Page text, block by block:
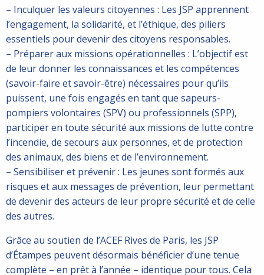
– Inculquer les valeurs citoyennes : Les JSP apprennent
l’engagement, la solidarité, et l’éthique, des piliers
essentiels pour devenir des citoyens responsables.
– Préparer aux missions opérationnelles : L’objectif est
de leur donner les connaissances et les compétences
(savoir-faire et savoir-être) nécessaires pour qu’ils
puissent, une fois engagés en tant que sapeurs-
pompiers volontaires (SPV) ou professionnels (SPP),
participer en toute sécurité aux missions de lutte contre
l’incendie, de secours aux personnes, et de protection
des animaux, des biens et de l’environnement.
– Sensibiliser et prévenir : Les jeunes sont formés aux
risques et aux messages de prévention, leur permettant
de devenir des acteurs de leur propre sécurité et de celle
des autres.
Grâce au soutien de l’ACEF Rives de Paris, les JSP
d’Étampes peuvent désormais bénéficier d’une tenue
complète – en prêt à l’année – identique pour tous. Cela